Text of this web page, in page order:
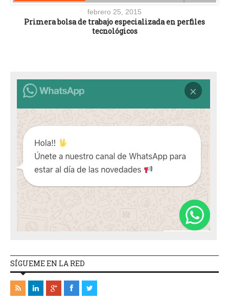
febrero 25, 2015
Primera bolsa de trabajo especializada en perfiles
tecnológicos
SÍGUEME EN LA RED